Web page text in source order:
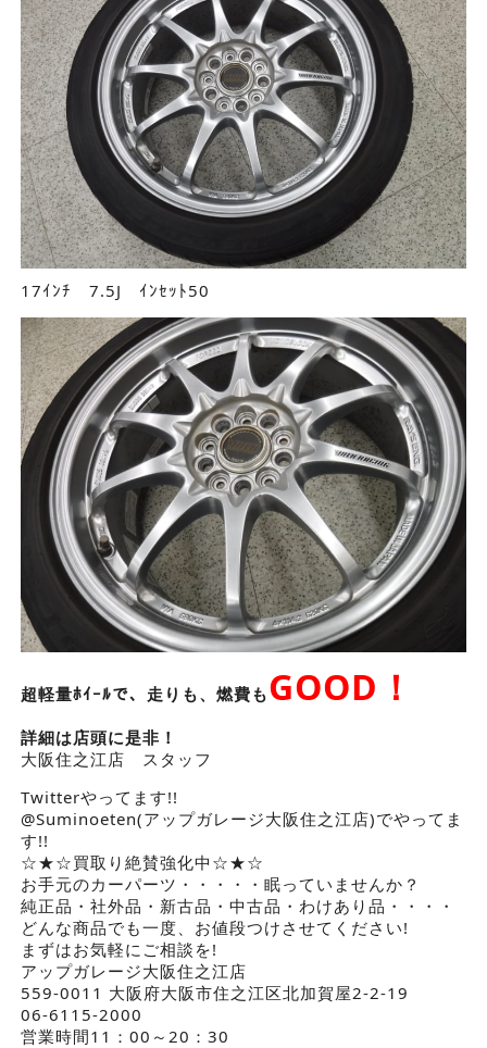
17ｲﾝﾁ 7.5J ｲﾝｾｯﾄ50
超軽量ﾎｲｰﾙで、走りも、燃費もGOOD！
詳細は店頭に是非！
大阪住之江店 スタッフ
Twitterやってます!!
@Suminoeten(アップガレージ大阪住之江店)でやってま
す!!
☆★☆買取り絶賛強化中☆★☆
お手元のカーパーツ・・・・・眠っていませんか？
純正品・社外品・新古品・中古品・わけあり品・・・・
どんな商品でも一度、お値段つけさせてください!
まずはお気軽にご相談を!
アップガレージ大阪住之江店
559-0011 大阪府大阪市住之江区北加賀屋2-2-19
06-6115-2000
営業時間11：00～20：30